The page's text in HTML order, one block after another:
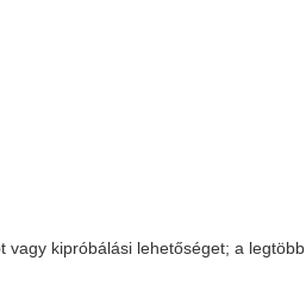
vagy kipróbálási lehetőséget; a legtöbb